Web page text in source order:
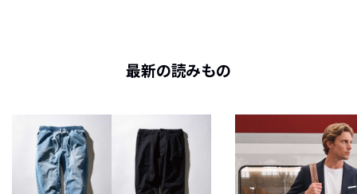
最新の読みもの